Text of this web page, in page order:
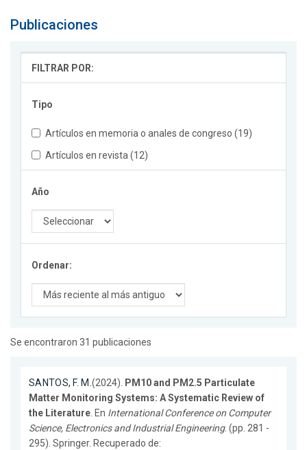
Publicaciones
FILTRAR POR:
Tipo
Artículos en memoria o anales de congreso (19)
Artículos en revista (12)
Año
Ordenar:
Se encontraron 31 publicaciones
SANTOS, F. M.(2024). PM10 and PM2.5 Particulate
Matter Monitoring Systems: A Systematic Review of
the Literature. En International Conference on Computer
Science, Electronics and Industrial Engineering. (pp. 281 -
295). Springer. Recuperado de: